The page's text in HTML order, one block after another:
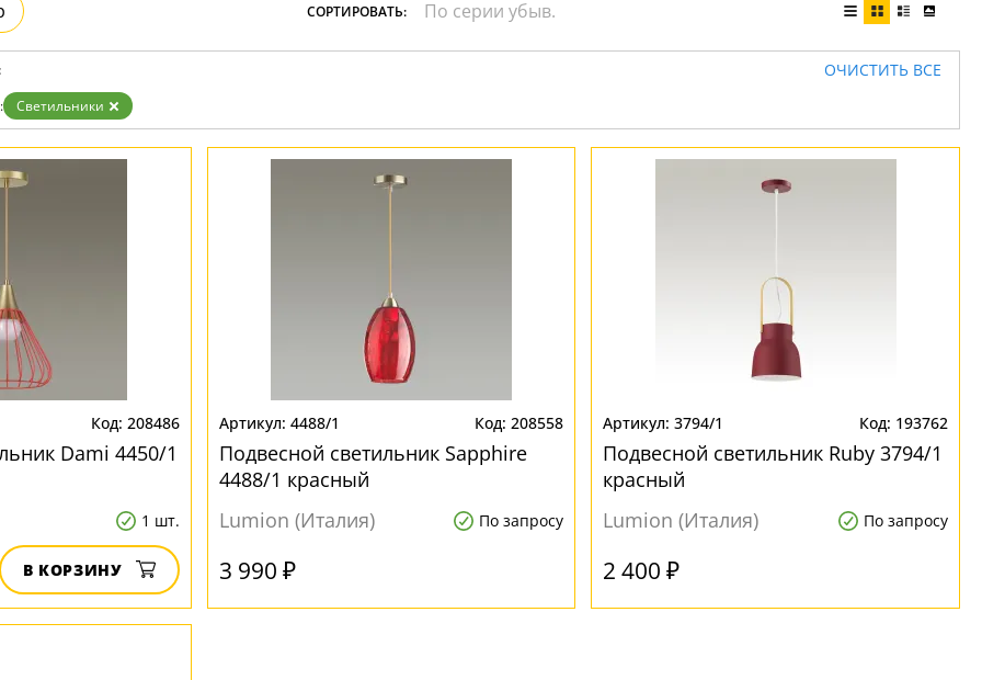
Хром
СОРТИРОВАТЬ:
ОЧИСТИТЬ ВСЕ
Светильники
208486
Dami 4450/1
1 шт.
В КОРЗИНУ
4488/1 208558
Подвесной светильник Sapphire
4488/1 красный
Lumion (Италия)
По запросу
3 990 ₽
3794/1 193762
Подвесной светильник Ruby 3794/1
красный
Lumion (Италия)
По запросу
2 400 ₽